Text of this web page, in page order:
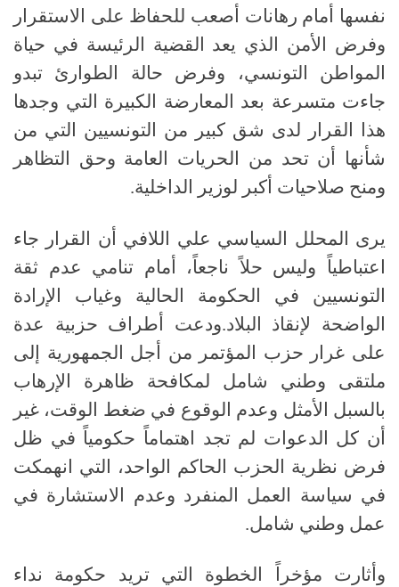
نفسها أمام رهانات أصعب للحفاظ على الاستقرار
وفرض الأمن الذي يعد القضية الرئيسة في حياة
المواطن التونسي، وفرض حالة الطوارئ تبدو
جاءت متسرعة بعد المعارضة الكبيرة التي وجدها
هذا القرار لدى شق كبير من التونسيين التي من
شأنها أن تحد من الحريات العامة وحق التظاهر
ومنح صلاحيات أكبر لوزير الداخلية.
يرى المحلل السياسي علي اللافي أن القرار جاء
اعتباطياً وليس حلاً ناجعاً، أمام تنامي عدم ثقة
التونسيين في الحكومة الحالية وغياب الإرادة
الواضحة لإنقاذ البلاد.ودعت أطراف حزبية عدة
على غرار حزب المؤتمر من أجل الجمهورية إلى
ملتقى وطني شامل لمكافحة ظاهرة الإرهاب
بالسبل الأمثل وعدم الوقوع في ضغط الوقت، غير
أن كل الدعوات لم تجد اهتماماً حكومياً في ظل
فرض نظرية الحزب الحاكم الواحد، التي انهمكت
في سياسة العمل المنفرد وعدم الاستشارة في
عمل وطني شامل.
وأثارت مؤخراً الخطوة التي تريد حكومة نداء